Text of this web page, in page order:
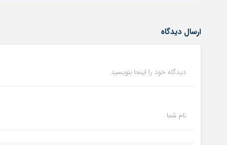
ارسال دیدگاه
دیدگاه خود را اینجا بنویسید
نام شما